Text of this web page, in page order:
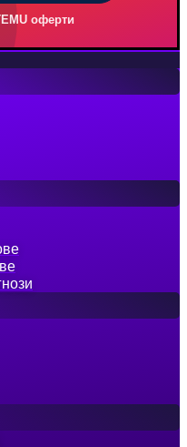
оферти